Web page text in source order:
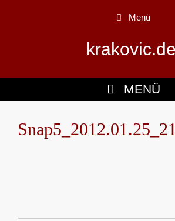
Menü
krakovic.de
MENÜ